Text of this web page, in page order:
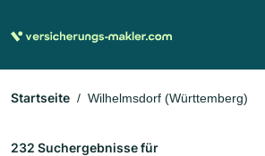
Startseite Wilhelmsdorf (Württemberg)
232 Suchergebnisse für